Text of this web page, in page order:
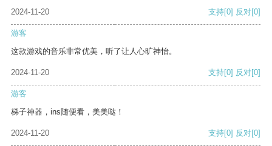
2024-11-20
支持[0] 反对[0]
游客
这款游戏的音乐非常优美，听了让人心旷神怡。
2024-11-20 支持[0] 反对[0]
游客
梯子神器，ins随便看，美美哒！
2024-11-20 支持[0] 反对[0]